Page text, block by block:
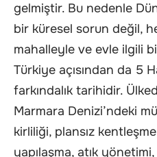
gelmiştir. Bu nedenle
bir küresel sorun değil,
mahalleyle ve evle ilgili
Türkiye açısından da 5
farkındalık tarihidir.
Marmara Denizi’ndeki
kirliliği, plansız
yapılaşma, atık